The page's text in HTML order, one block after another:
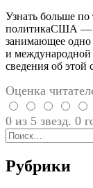
Узнать больше
политикаСША —
занимающее одно
и
сведения об этой
Оценка
0 из 5 звезд. 0
Найти:
Рубрики